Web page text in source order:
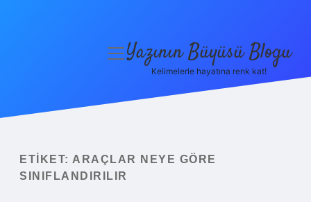
Yasal Uyarı
menüyü
Yazının Büyüsü Blogu
Kelimelerle hayatına renk kat!
ETIKET: ARAÇLAR NEYE GÖRE
SINIFLANDIRILIR